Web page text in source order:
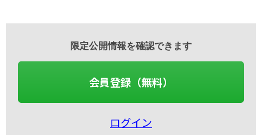
限定公開情報を確認できます
会員登録（無料）
ログイン